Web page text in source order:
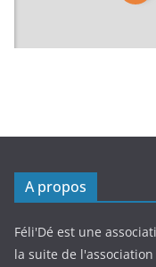
A propos
Féli'Dé est une
la suite de l'association